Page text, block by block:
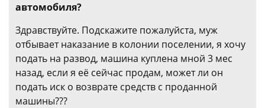
автомобиля?
Здравствуйте. Подскажите пожалуйста, муж
отбывает наказание в колонии поселении, я хочу
подать на развод, машина куплена мной 3 мес
назад, если я её сейчас продам, может ли он
подать иск о возврате средств с проданной
машины???